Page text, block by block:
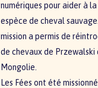
numériques pour aider à
espèce de cheval
mission a permis de
de chevaux de
Mongolie.
Les Fées ont été